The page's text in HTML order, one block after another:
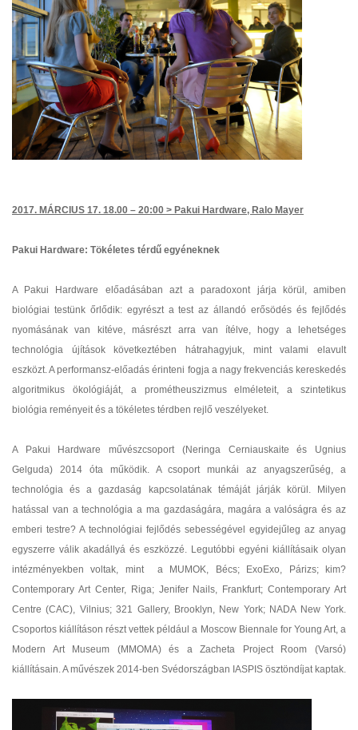
2017. MÁRCIUS 17. 18.00 – 20:00 > Pakui Hardware, Ralo Mayer
Pakui Hardware: Tökéletes térdű egyéneknek
A Pakui Hardware előadásában azt a paradoxont járja körül, amiben
biológiai testünk őrlődik: egyrészt a test az állandó erősödés és fejlődés
nyomásának van kitéve, másrészt arra van ítélve, hogy a lehetséges
technológia újítások következtében hátrahagyjuk, mint valami elavult
eszközt. A performansz-előadás érinteni fogja a nagy frekvenciás kereskedés
algoritmikus ökológiáját, a prométheuszizmus elméleteit, a szintetikus
biológia reményeit és a tökéletes térdben rejlő veszélyeket.
A Pakui Hardware művészcsoport (Neringa Cerniauskaite és Ugnius
Gelguda) 2014 óta működik. A csoport munkái az anyagszerűség, a
technológia és a gazdaság kapcsolatának témáját járják körül. Milyen
hatással van a technológia a ma gazdaságára, magára a valóságra és az
emberi testre? A technológiai fejlődés sebességével egyidejűleg az anyag
egyszerre válik akadállyá és eszközzé. Legutóbbi egyéni kiállításaik olyan
intézményekben voltak, mint a MUMOK, Bécs; ExoExo, Párizs; kim?
Contemporary Art Center, Riga; Jenifer Nails, Frankfurt; Contemporary Art
Centre (CAC), Vilnius; 321 Gallery, Brooklyn, New York; NADA New York.
Csoportos kiállításon részt vettek például a Moscow Biennale for Young Art, a
Modern Art Museum (MMOMA) és a Zacheta Project Room (Varsó)
kiállításain. A művészek 2014-ben Svédországban IASPIS ösztöndíjat kaptak.